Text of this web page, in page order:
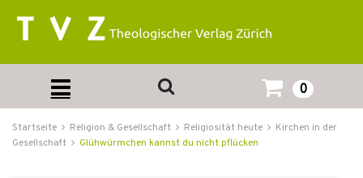
0
Startseite Religion & Gesellschaft Religiosität heute
Kirchen in der
Gesellschaft
Glühwürmchen kannst du nicht pflücken